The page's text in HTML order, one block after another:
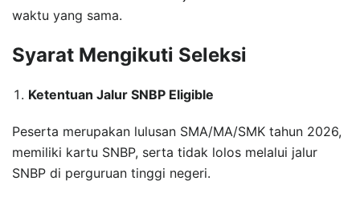
waktu yang sama.
Syarat Mengikuti Seleksi
Ketentuan Jalur SNBP Eligible
Peserta merupakan lulusan SMA/MA/SMK tahun 2026,
memiliki kartu SNBP, serta tidak lolos melalui jalur
SNBP di perguruan tinggi negeri.